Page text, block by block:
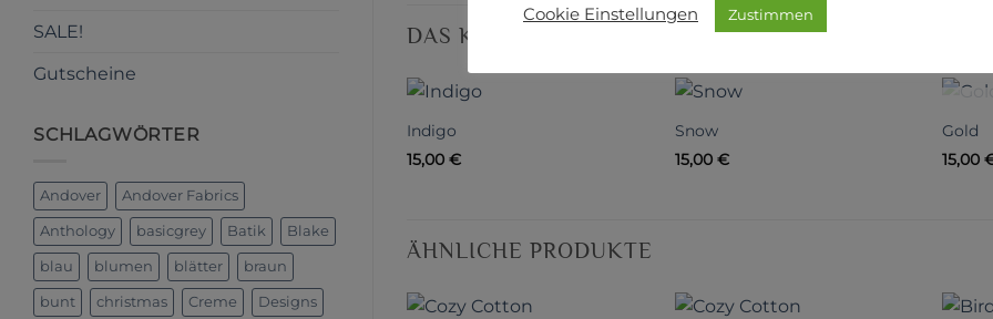
SALE!
Gutscheine
SCHLAGWÖRTER
Andover Andover Fabrics
Anthology basicgrey Batik Blake
blau blumen blätter braun
bunt christmas Creme Designs
DAS KÖNNTE DIR AUCH GEFALLEN …
Indigo
15,00 €
Snow
15,00 €
Gold
15,00
ÄHNLICHE PRODUKTE
Cookie Einstellungen Zustimmen